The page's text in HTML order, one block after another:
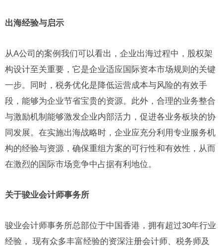
出海经验与启示
从A公司的案例我们可以看出，企业出海过程中，股权架
构设计至关重要，它是企业适应国际资本市场规则的关键
一步。同时，税务优化是降低运营成本与风险的有效手
段，能够为企业节省宝贵的资源。此外，合理的业务整合
与激励机制能够激发企业内部活力，促进各业务板块的协
同发展。在实施出海战略时，企业应充分利用专业服务机
构的经验与资源，确保重组方案的可行性和有效性，从而
在激烈的国际市场竞争中占据有利地位。
关于骏业会计师事务所
骏业会计师事务所总部位于中国香港，拥有超过30年行业
经验， 现有众多丰富经验的资深注册会计师、税务师及